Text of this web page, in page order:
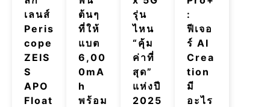
เลนส์
Peris
cope
ZEIS
S
APO
Float
ต้นๆ
ที่ให้
แบต
6,00
0mA
h
พร้อม
รุ่น
ไหน
“คุ้ม
ค่าที่
สุด”
แห่งปี
2025
:
ฟีเจอ
ร์ AI
Crea
tion
มี
อะไร